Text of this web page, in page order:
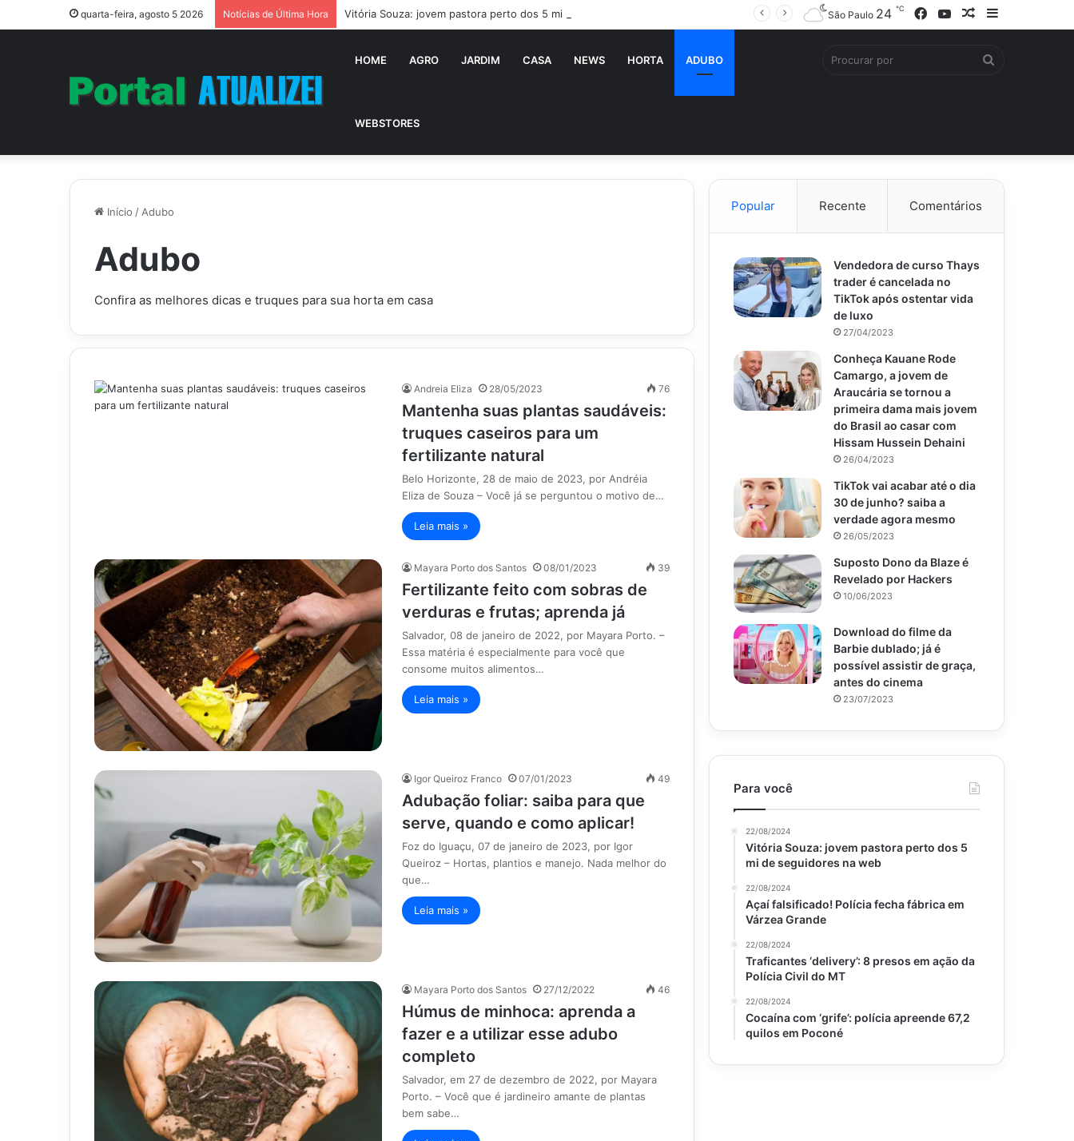
quarta-feira, agosto 5 2026 Notícias de Última Hora Vitória Souza: jovem pastora perto dos 5 mi de seguidores na web
Barra
Artigo
YouTube
Facebook
São Paulo 24 ℃
HOME AGRO JARDIM CASA NEWS HORTA ADUBO
WEBSTORES
Início / Adubo
Adubo
Confira as melhores dicas e truques para sua horta em casa
Andreia Eliza 28/05/2023 76
Mantenha suas plantas saudáveis:
truques caseiros para um
fertilizante natural
Belo Horizonte, 28 de maio de 2023, por Andréia
Eliza de Souza – Você já se perguntou o motivo de…
Leia mais »
Mayara Porto dos Santos 08/01/2023 39
Fertilizante feito com sobras de
verduras e frutas; aprenda já
Salvador, 08 de janeiro de 2022, por Mayara Porto. –
Essa matéria é especialmente para você que
consome muitos alimentos…
Leia mais »
Igor Queiroz Franco 07/01/2023 49
Adubação foliar: saiba para que
serve, quando e como aplicar!
Foz do Iguaçu, 07 de janeiro de 2023, por Igor
Queiroz – Hortas, plantios e manejo. Nada melhor do
que…
Leia mais »
Mayara Porto dos Santos 27/12/2022 46
Húmus de minhoca: aprenda a
fazer e a utilizar esse adubo
completo
Salvador, em 27 de dezembro de 2022, por Mayara
Porto. – Você que é jardineiro amante de plantas
bem sabe…
Popular Recente Comentários
Vendedora de curso Thays
trader é cancelada no
TikTok após ostentar vida
de luxo
27/04/2023
Conheça Kauane Rode
Camargo, a jovem de
Araucária se tornou a
primeira dama mais jovem
do Brasil ao casar com
Hissam Hussein Dehaini
26/04/2023
TikTok vai acabar até o dia
30 de junho? saiba a
verdade agora mesmo
26/05/2023
Suposto Dono da Blaze é
Revelado por Hackers
10/06/2023
Download do filme da
Barbie dublado; já é
possível assistir de graça,
antes do cinema
23/07/2023
Para você
22/08/2024
Vitória Souza: jovem pastora perto dos 5
mi de seguidores na web
22/08/2024
Açaí falsificado! Polícia fecha fábrica em
Várzea Grande
22/08/2024
Traficantes ‘delivery’: 8 presos em ação da
Polícia Civil do MT
22/08/2024
Cocaína com ‘grife’: polícia apreende 67,2
quilos em Poconé